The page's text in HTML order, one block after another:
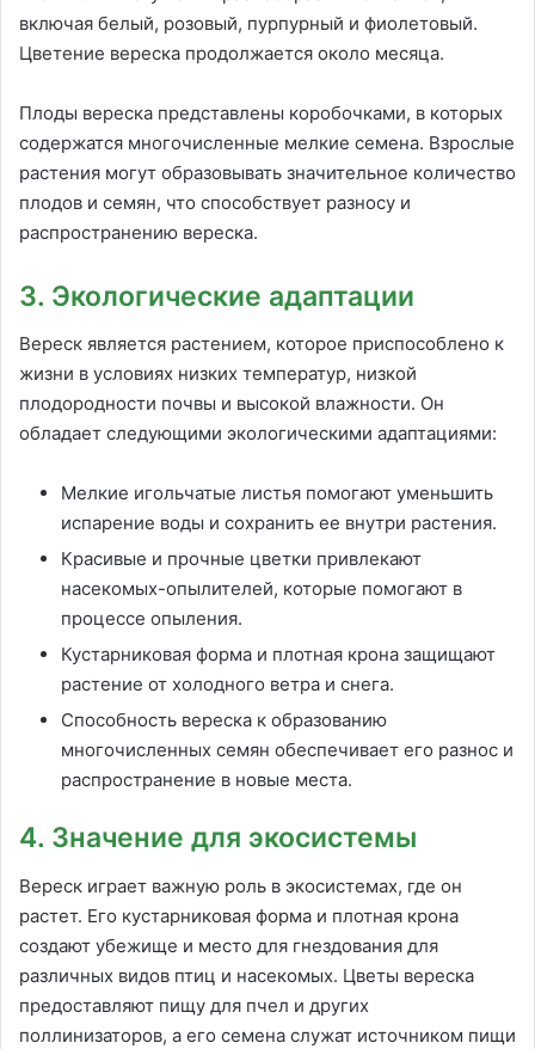
включая белый, розовый, пурпурный и фиолетовый.
Цветение вереска продолжается около месяца.
Плоды вереска представлены коробочками, в которых
содержатся многочисленные мелкие семена. Взрослые
растения могут образовывать значительное количество
плодов и семян, что способствует разносу и
распространению вереска.
3. Экологические адаптации
Вереск является растением, которое приспособлено к
жизни в условиях низких температур, низкой
плодородности почвы и высокой влажности. Он
обладает следующими экологическими адаптациями:
Мелкие игольчатые листья помогают уменьшить
испарение воды и сохранить ее внутри растения.
Красивые и прочные цветки привлекают
насекомых-опылителей, которые помогают в
процессе опыления.
Кустарниковая форма и плотная крона защищают
растение от холодного ветра и снега.
Способность вереска к образованию
многочисленных семян обеспечивает его разнос и
распространение в новые места.
4. Значение для экосистемы
Вереск играет важную роль в экосистемах, где он
растет. Его кустарниковая форма и плотная крона
создают убежище и место для гнездования для
различных видов птиц и насекомых. Цветы вереска
предоставляют пищу для пчел и других
поллинизаторов, а его семена служат источником пищи